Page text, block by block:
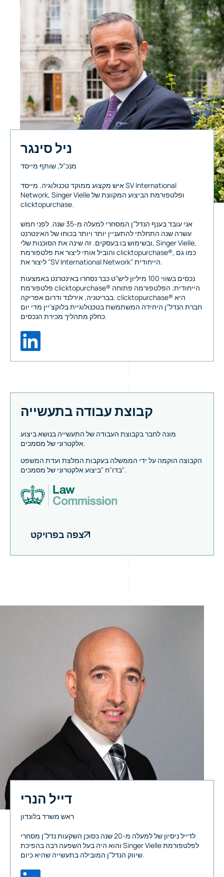
ניל סינגר
מנכ"ל, שותף מייסד
איש מקצוע ממוקד טכנולוגיה. מייסד SV International
Network, Singer Vielle ופלטפורמת הביצוע המקוונת של
clicktopurchase.
אני עובד בענף הנדל"ן המסחרי למעלה מ-35 שנה. לפני חמש
עשרה שנה התחלתי להתעניין יותר ויותר בכוחו של האינטרנט
ובשימוש בו בעסקים. זה שינה את הסוכנות שלי, Singer Vielle,
והוביל אותי ליצור את פלטפורמת clicktopurchase®, כמו גם
ליצור את "SV International Network" הייחודית.
נכסים בשווי 100 מיליון ליש"ט כבר נסחרו באינטרנט באמצעות
פלטפורמת clicktopurchase® הייחודית; הפלטפורמה פתוחה
בבריטניה, אירלנד ודרום אפריקה. clicktopurchase® היא
חברת הנדל"ן היחידה המשתמשת בטכנולוגיית בלוקצ'יין מדי יום
כחלק מתהליך מכירת הנכסים.
קבוצת עבודה בתעשייה
מונה לחבר בקבוצת העבודה של התעשייה בנושא ביצוע
אלקטרוני של מסמכים.
הקבוצה הוקמה על ידי הממשלה בעקבות המלצת ועדת המשפט
בדו"ח "ביצוע אלקטרוני של מסמכים".
צפה בפרויקט
דייל הנרי
ראש משרד בלונדון
לדייל ניסיון של למעלה מ-20 שנה כסוכן השקעות נדל"ן מסחרי
והוא היה בעל השפעה רבה בהפיכת Singer Vielle לפלטפורמת
שיווק הנדל"ן המובילה בתעשייה שהיא כיום.